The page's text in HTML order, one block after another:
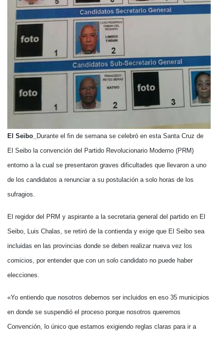
El Seibo_ Durante el fin de semana se celebró en esta Santa Cruz de
El Seibo la convención del Partido Revolucionario Moderno (PRM)
entorno a la cual se presentaron graves dificultades que llevaron a uno
de los candidatos a renunciar a su postulación a solo horas de los
sufragios.
El regidor del PRM y aspirante a la secretaria general del partido en El
Seibo, Luis Chalas, se retiró de la contienda y exige que El Seibo sea
incluidas en las provincias donde se deben realizar nueva vez los
comicios, por entender que con un solo candidato no puede haber
elecciones.
«Yo entiendo que nosotros debemos ser incluidos en eso 35 municipios
en donde se suspendió el proceso porque nosotros queremos
Convención, lo único que estamos exigiendo reglas claras para ir a